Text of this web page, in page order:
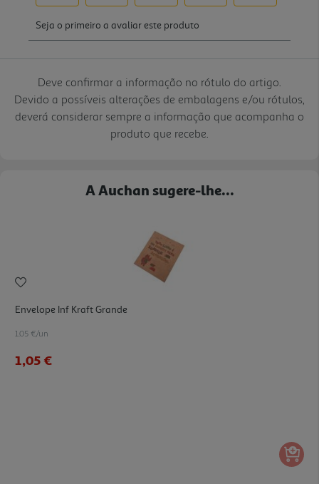
Deve confirmar a informação no rótulo do artigo.
Devido a possíveis alterações de embalagens e/ou rótulos,
deverá considerar sempre a informação que acompanha o
produto que recebe.
A Auchan sugere-lhe...
Envelope Inf Kraft Grande
1.05 €/un
1,05 €